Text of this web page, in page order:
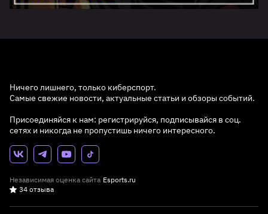
Ничего лишнего, только киберспорт.
Самые свежие новости, актуальные статьи и обзоры событий.
Присоединяйся к нам: регистрируйся, подписывайся в соц.
сетях и никогда не пропустишь ничего интересного.
Независимая оценка сайта Esports.ru
34 отзыва